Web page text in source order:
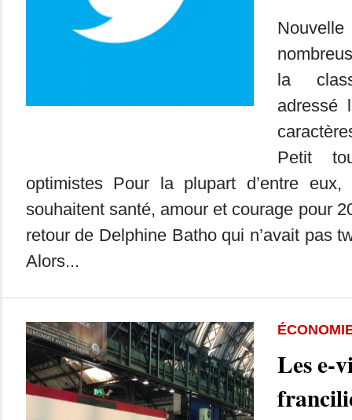
la
adressé
Petit
optimistes Pour la plupart d’entre
souhaitent santé, amour et courage pour
retour de Delphine Batho qui n’avait pas
Alors...
Les e-